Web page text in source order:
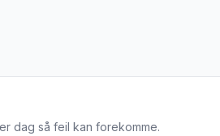
dag så feil kan forekomme.